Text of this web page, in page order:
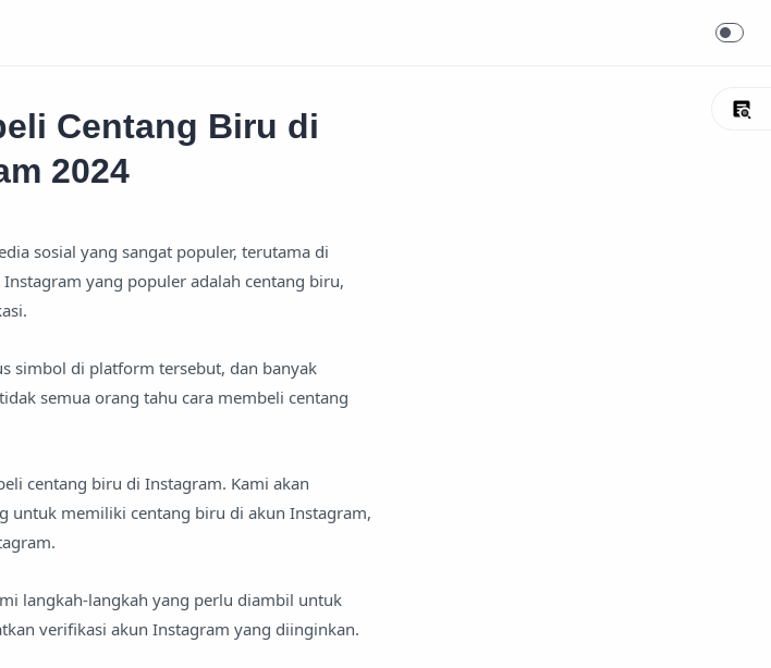
Centang Biru di
2024
sosial yang sangat populer, terutama di
yang populer adalah centang biru,
simbol di platform tersebut, dan banyak
semua orang tahu cara membeli centang
centang biru di Instagram. Kami akan
untuk memiliki centang biru di akun Instagram,
langkah-langkah yang perlu diambil untuk
verifikasi akun Instagram yang diinginkan.